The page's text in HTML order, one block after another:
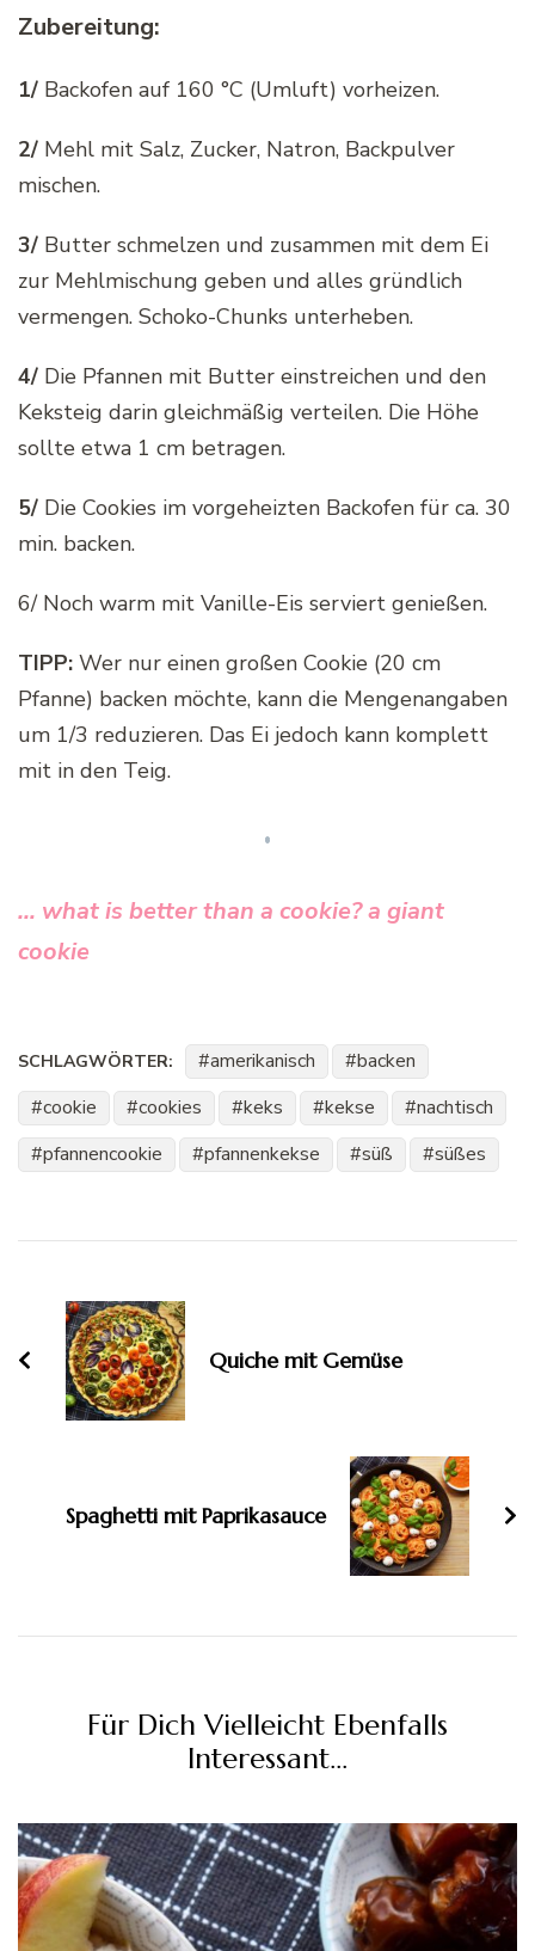
Zubereitung:
1/ Backofen auf 160 °C (Umluft) vorheizen.
2/ Mehl mit Salz, Zucker, Natron, Backpulver
mischen.
3/ Butter schmelzen und zusammen mit dem Ei
zur Mehlmischung geben und alles gründlich
vermengen. Schoko-Chunks unterheben.
4/ Die Pfannen mit Butter einstreichen und den
Keksteig darin gleichmäßig verteilen. Die Höhe
sollte etwa 1 cm betragen.
5/ Die Cookies im vorgeheizten Backofen für ca. 30
min. backen.
6/ Noch warm mit Vanille-Eis serviert genießen.
TIPP: Wer nur einen großen Cookie (20 cm
Pfanne) backen möchte, kann die Mengenangaben
um 1/3 reduzieren. Das Ei jedoch kann komplett
mit in den Teig.
… what is better than a cookie? a giant
cookie
SCHLAGWÖRTER: amerikanisch
backen
cookie
cookies keks kekse
nachtisch
pfannencookie
pfannenkekse süß süßes
Quiche mit Gemüse
Spaghetti mit Paprikasauce
Für Dich Vielleicht Ebenfalls
Interessant...